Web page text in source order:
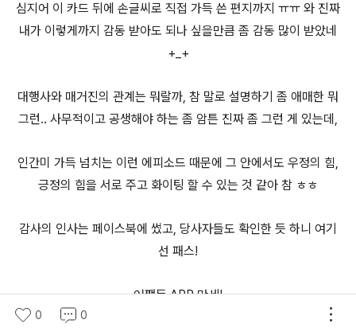
심지어 이 카드 뒤에 손글씨로 직접 가득 쓴 편지까지 ㅠㅠ 와 진짜
내가 이렇게까지 감동 받아도 되나 싶을만큼 좀 감동 많이 받았네
+_+
대행사와 매거진의 관계는 뭐랄까, 참 말로 설명하기 좀 애매한 뭐
그런.. 사무적이고 공생해야 하는 좀 암튼 진짜 좀 그런 게 있는데,
인간미 가득 넘치는 이런 에피소드 때문에 그 안에서도 우정의 힘,
긍정의 힘을 서로 주고 화이팅 할 수 있는 것 같아 참 ㅎㅎ
감사의 인사는 페이스북에 썼고, 당사자들도 확인한 듯 하니 여기
선 패스!
어쨌든 APR 만세!
0 0